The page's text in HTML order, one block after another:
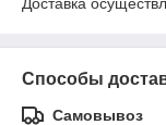
Способы
Самовывоз